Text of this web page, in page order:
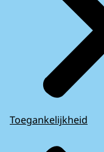
Toegankelijkheid